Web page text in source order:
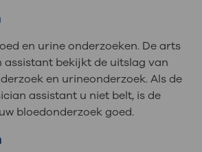
en urine onderzoeken. De arts
assistant bekijkt de uitslag van
en urineonderzoek. Als de
assistant u niet belt, is de
bloedonderzoek goed.